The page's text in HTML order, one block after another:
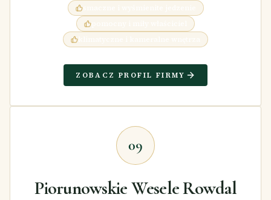
smaczne i wyśmienite jedzenie
ZOBACZ PROFIL FIRMY
09
Piorunowskie Wesele Rowdal